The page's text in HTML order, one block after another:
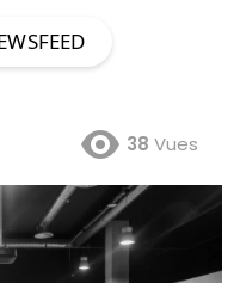
38 Vues